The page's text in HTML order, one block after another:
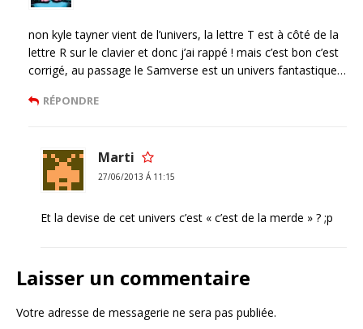
non kyle tayner vient de l’univers, la lettre T est à côté de la
lettre R sur le clavier et donc j’ai rappé ! mais c’est bon c’est
corrigé, au passage le Samverse est un univers fantastique…
RÉPONDRE
Marti
27/06/2013 Á 11:15
Et la devise de cet univers c’est « c’est de la merde » ? ;p
Laisser un commentaire
Votre adresse de messagerie ne sera pas publiée.